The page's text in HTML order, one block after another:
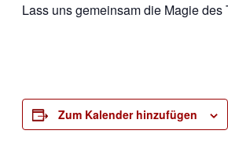
Lass uns gemeinsam die Magie des
Zum Kalender hinzufügen